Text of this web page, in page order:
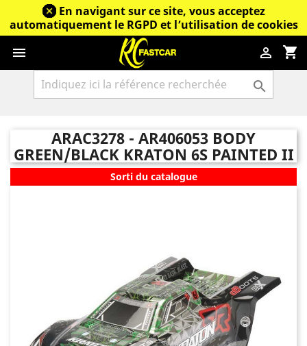
En navigant sur ce site, vous acceptez
automatiquement le RGPD et l’utilisation de cookies
 shopping_cart


ARAC3278 - AR406053 BODY
GREEN/BLACK KRATON 6S PAINTED II
Sorti du catalogue